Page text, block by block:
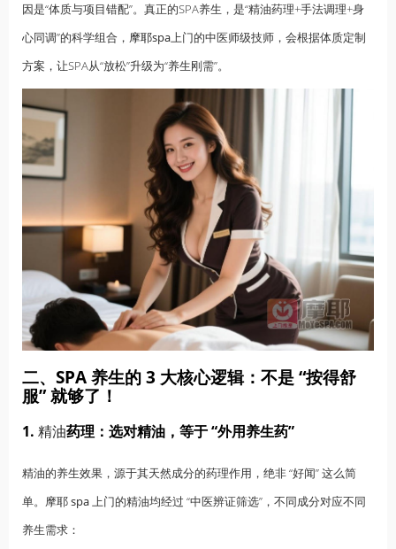
因是“体质与项目错配”。真正的SPA养生，是“精油药理+手法调理+身
心同调”的科学组合， 摩耶spa上门的中医师级技师，会根据体质定制
方案，让SPA从“放松”升级为“养生刚需”。
二、SPA 养生的 3 大核心逻辑：不是 “按得舒
服” 就够了！
1. 精油药理：选对精油，等于 “外用养生药”
精油的养生效果，源于其天然成分的药理作用，绝非 “好闻” 这么简
单。摩耶spa 上门的精油均经过 “中医辨证筛选”，不同成分对应不同
养生需求：